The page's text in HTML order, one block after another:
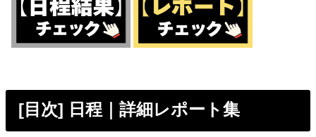
[目次] 日程｜詳細レポート集